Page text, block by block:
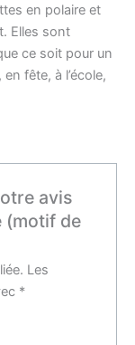
en polaire et
Elles sont
ce soit pour un
fête, à l’école,
avis
(motif de
Les
*